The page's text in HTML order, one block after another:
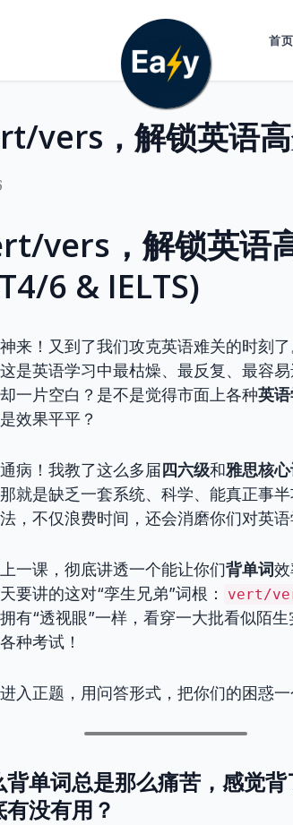
首
vers，解锁英语
6 & IELTS)
来！又到了我们攻克英语难关的时刻
是英语学习中最枯燥、最反复、最容
一片空白？是不是觉得市面上各种英
效果平平？
病！我教了这么多届四六级和雅思核
是缺乏一套系统、科学、能真正事
，不仅浪费时间，还会消磨你们对英语
一课，彻底讲透一个能让你们背单词
要讲的这对“孪生兄弟”词根：
vert/
有“透视眼”一样，看穿一大批看似陌
种考试！
入正题，用问答形式，把你们的困惑一
单词总是那么痛苦，感觉
没有用？